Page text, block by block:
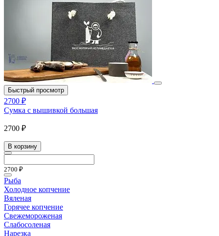
Быстрый просмотр
2700 ₽
Сумка с вышивкой большая
2700 ₽
В корзину
2700 ₽
Рыба
Холодное копчение
Вяленая
Горячее копчение
Свежемороженая
Слабосоленая
Нарезка